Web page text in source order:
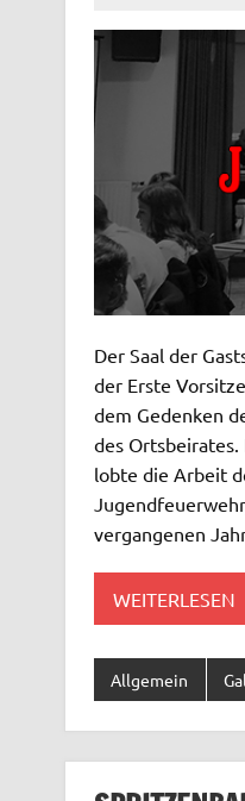
Der Saal der
der Erste
dem Gedenken
des
lobte die Arbeit
vergangenen
WEITERLESEN
Allgemein